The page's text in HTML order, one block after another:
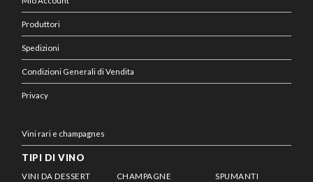
Produttori
Spedizioni
Condizioni Generali di Vendita
Privacy
Vini rari e champagnes
TIPI DI VINO
VINI DA DESSERT CHAMPAGNE SPUMANTI